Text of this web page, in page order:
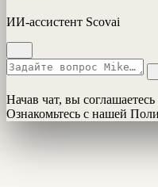
ИИ-ассистент Scovai
Начав чат, вы
Ознакомьтесь с нашей